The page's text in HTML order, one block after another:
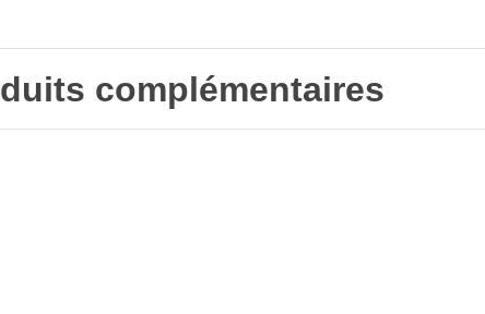
complémentaires